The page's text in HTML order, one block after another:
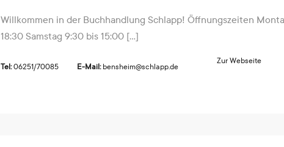
Willkommen in der Buchhandlung Schlapp! Öffnungszeiten
18:30 Samstag 9:30 bis 15:00 [...]
Tel:06251/70085 E-Mail: bensheim@schlapp.de
Zur Webseite